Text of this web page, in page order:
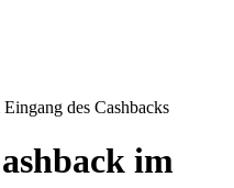
des Cashbacks
im